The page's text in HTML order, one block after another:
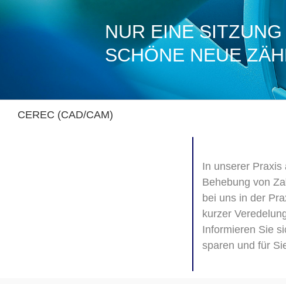
NUR EINE SITZUNG
SCHÖNE NEUE
CEREC (CAD/CAM)
In unserer
Behebung von
bei uns in der
kurzer
Informieren Sie
sparen und für